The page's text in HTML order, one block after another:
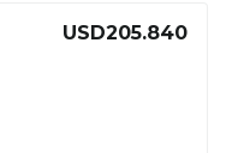
USD205.840